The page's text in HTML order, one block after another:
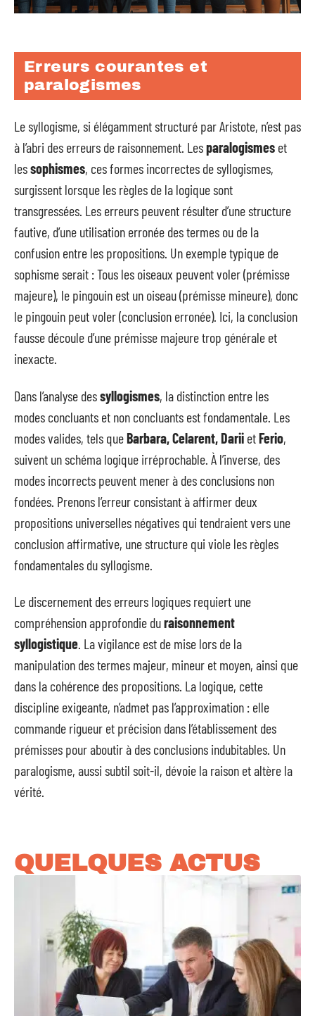
Erreurs courantes et
paralogismes
Le syllogisme, si élégamment structuré par Aristote, n’est pas
à l’abri des erreurs de raisonnement. Lesparalogismes et
lessophismes, ces formes incorrectes de syllogismes,
surgissent lorsque les règles de la logique sont
transgressées. Les erreurs peuvent résulter d’une structure
fautive, d’une utilisation erronée des termes ou de la
confusion entre les propositions. Un exemple typique de
sophisme serait : Tous les oiseaux peuvent voler (prémisse
majeure), le pingouin est un oiseau (prémisse mineure), donc
le pingouin peut voler (conclusion erronée). Ici, la conclusion
fausse découle d’une prémisse majeure trop générale et
inexacte.
Dans l’analyse dessyllogismes, la distinction entre les
modes concluants et non concluants est fondamentale. Les
modes valides, tels queBarbara, Celarent, Darii etFerio,
suivent un schéma logique irréprochable. À l’inverse, des
modes incorrects peuvent mener à des conclusions non
fondées. Prenons l’erreur consistant à affirmer deux
propositions universelles négatives qui tendraient vers une
conclusion affirmative, une structure qui viole les règles
fondamentales du syllogisme.
Le discernement des erreurs logiques requiert une
compréhension approfondie duraisonnement
syllogistique. La vigilance est de mise lors de la
manipulation des termes majeur, mineur et moyen, ainsi que
dans la cohérence des propositions. La logique, cette
discipline exigeante, n’admet pas l’approximation : elle
commande rigueur et précision dans l’établissement des
prémisses pour aboutir à des conclusions indubitables. Un
paralogisme, aussi subtil soit-il, dévoie la raison et altère la
vérité.
QUELQUES ACTUS